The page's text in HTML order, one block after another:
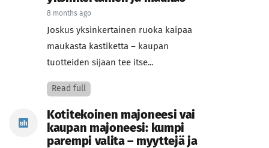
8 months ago
Joskus yksinkertainen ruoka kaipaa
maukasta kastiketta – kaupan
tuotteiden sijaan tee itse...
Read full
Kotitekoinen majoneesi vai
kaupan majoneesi: kumpi
parempi valita – myyttejä ja